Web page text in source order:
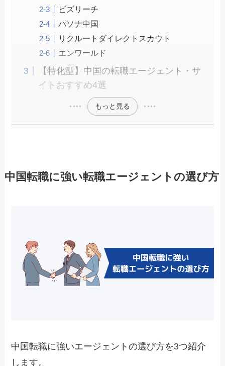
ビズリーチ
パソナ中国
リクルートダイレクトスカウト
エンワールド
【特化型】中国の転職エージェント・サ
イトおすすめ4選
もっと見る
中国転職に強い転職エージェントの選び方
中国転職に強いエージェントの選び方を3つ紹介
します。